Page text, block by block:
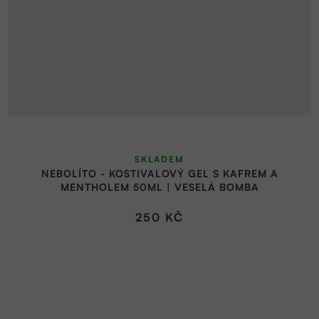
NEBOLÍTO - KOSTIVALOVÝ GEL S KAFREM A
MENTHOLEM 50ML | VESELÁ BOMBA
hodnocení
produktu
5,0
SKLADEM
250 KČ